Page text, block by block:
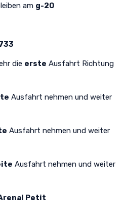
am g-20
die erste Ausfahrt Richtung
Ausfahrt nehmen und weiter
Ausfahrt nehmen und weiter
Ausfahrt nehmen und weiter
Petit